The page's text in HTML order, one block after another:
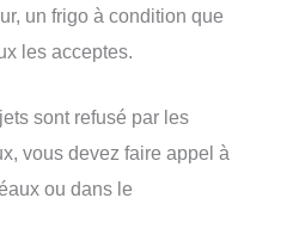
un frigo à condition que
les acceptes.
sont refusé par les
vous devez faire appel à
ou dans le